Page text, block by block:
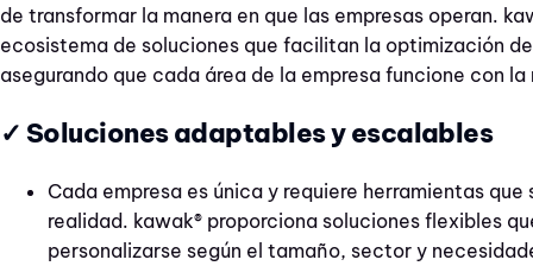
de transformar la manera en que las empresas operan.
ecosistema de soluciones que facilitan la optimización
asegurando que cada área de la empresa funcione con
✓ Soluciones adaptables y escalables
Cada empresa es única y requiere herramientas que
realidad. kawak® proporciona soluciones flexibles
personalizarse según el tamaño, sector y